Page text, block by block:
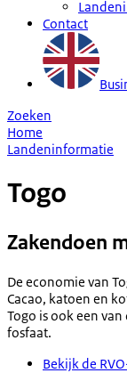
Contact
Zoeken
Home
Landeninformatie
Togo
Zakendoen
De economie van
Cacao, katoen en
Togo is ook een
fosfaat.
Bekijk de